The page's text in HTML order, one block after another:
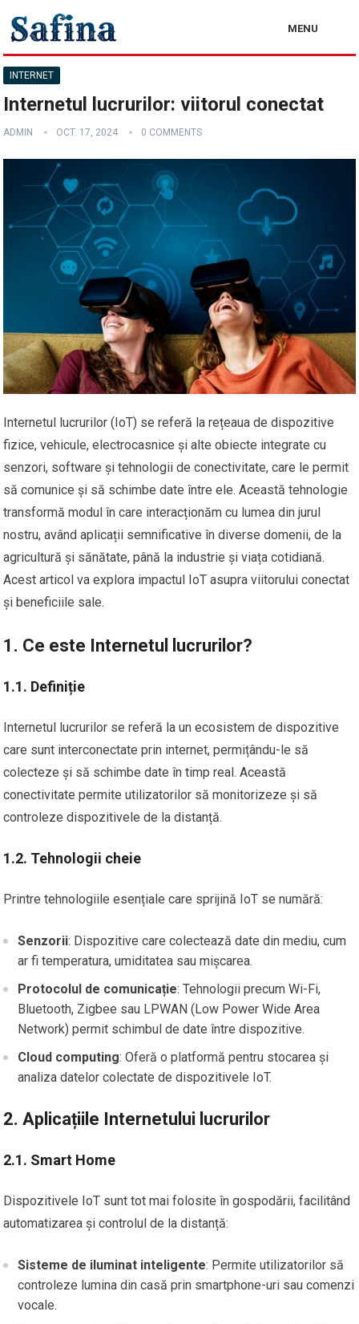
MENU
INTERNET
Internetul lucrurilor: viitorul conectat
ADMIN OCT. 17, 2024 0 COMMENTS
Internetul lucrurilor (IoT) se referă la rețeaua de dispozitive
fizice, vehicule, electrocasnice și alte obiecte integrate cu
senzori, software și tehnologii de conectivitate, care le permit
să comunice și să schimbe date între ele. Această tehnologie
transformă modul în care interacționăm cu lumea din jurul
nostru, având aplicații semnificative în diverse domenii, de la
agricultură și sănătate, până la industrie și viața cotidiană.
Acest articol va explora impactul IoT asupra viitorului conectat
și beneficiile sale.
1. Ce este Internetul lucrurilor?
1.1. Definiție
Internetul lucrurilor se referă la un ecosistem de dispozitive
care sunt interconectate prin internet, permițându-le să
colecteze și să schimbe date în timp real. Această
conectivitate permite utilizatorilor să monitorizeze și să
controleze dispozitivele de la distanță.
1.2. Tehnologii cheie
Printre tehnologiile esențiale care sprijină IoT se numără:
Senzorii: Dispozitive care colectează date din mediu, cum
ar fi temperatura, umiditatea sau mișcarea.
Protocolul de comunicație: Tehnologii precum Wi-Fi,
Bluetooth, Zigbee sau LPWAN (Low Power Wide Area
Network) permit schimbul de date între dispozitive.
Cloud computing: Oferă o platformă pentru stocarea și
analiza datelor colectate de dispozitivele IoT.
2. Aplicațiile Internetului lucrurilor
2.1. Smart Home
Dispozitivele IoT sunt tot mai folosite în gospodării, facilitând
automatizarea și controlul de la distanță:
Sisteme de iluminat inteligente: Permite utilizatorilor să
controleze lumina din casă prin smartphone-uri sau comenzi
vocale.